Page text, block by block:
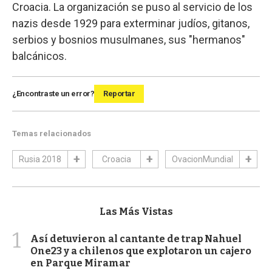
Croacia. La organización se puso al servicio de los
nazis desde 1929 para exterminar judíos, gitanos,
serbios y bosnios musulmanes, sus "hermanos"
balcánicos.
¿Encontraste un error? Reportar
Temas relacionados
Rusia 2018 Croacia OvacionMundial
Las Más Vistas
1
Así detuvieron al cantante de trap Nahuel
One23 y a chilenos que explotaron un cajero
en Parque Miramar